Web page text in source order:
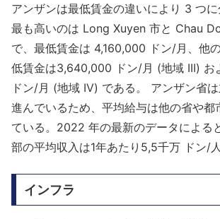
アンザンは最低賃金の違いにより 3 つに
最も高いのは Long Xuyen 市と Chau
で、最低賃金は 4,160,000 ドン/月、他
低賃金は3,640,000 ドン/月 (地域 III)
ドン/月 (地域 IV) である。 アンザン省
進んでいるため、平均給与は他の省や都
ている。2022 年の最新のデータによる
部の平均収入は1年あたり5,5千万 ドン/人
インフラ